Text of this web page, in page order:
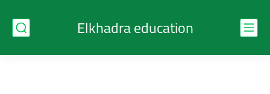
Elkhadra education